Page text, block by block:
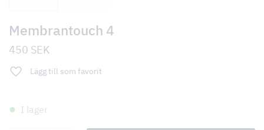
Membrantouch 4
450 SEK
Lägg till som favorit
I lager